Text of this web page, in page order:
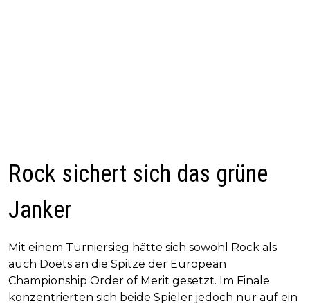
Rock sichert sich das grüne
Janker
Mit einem Turniersieg hätte sich sowohl Rock als
auch Doets an die Spitze der European
Championship Order of Merit gesetzt. Im Finale
konzentrierten sich beide Spieler jedoch nur auf ein